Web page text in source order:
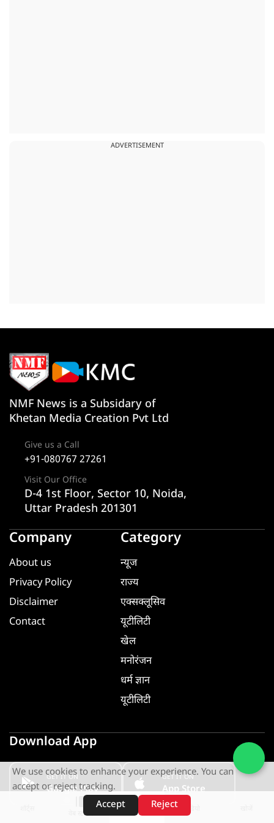
ADVERTISEMENT
वेब स्टोरीज़
NMF News is a Subsidary of
Khetan Media Creation Pvt Ltd
Give us a Call
+91-080767 27261
Visit Our Office
D-4 1st Floor, Sector 10, Noida,
Uttar Pradesh 201301
Company
About us
Privacy Policy
Disclaimer
Contact
Category
न्यूज
राज्य
एक्सक्लूसिव
यूटीलिटी
खेल
मनोरंजन
धर्म ज्ञान
यूटीलिटी
Download App
GET IT ON
Google Play
GET IT ON
App Store
We use cookies to enhance your experience. You can
accept or reject tracking.
Accept
Reject